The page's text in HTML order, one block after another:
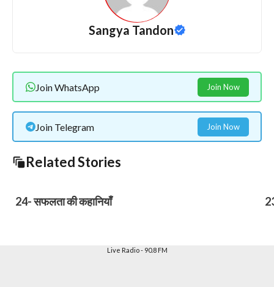
Sangya Tandon
Join WhatsApp Join Now
Join Telegram Join Now
Related Stories
24- सफलता की कहानियाँ
Live Radio - 90.8 FM